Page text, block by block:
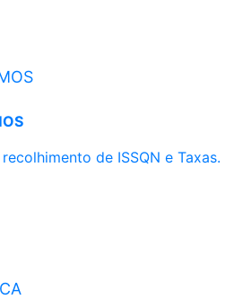
de ISSQN e Taxas.